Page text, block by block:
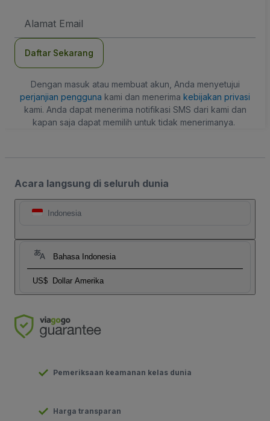
Email
Daftar Sekarang
Dengan masuk atau membuat akun, Anda menyetujui
perjanjian pengguna kami dan menerima kebijakan privasi
kami. Anda dapat menerima notifikasi SMS dari kami dan
kapan saja dapat memilih untuk tidak menerimanya.
Acara langsung di seluruh dunia
Indonesia
Bahasa Indonesia
US$ Dollar Amerika
Pemeriksaan keamanan kelas dunia
Harga transparan